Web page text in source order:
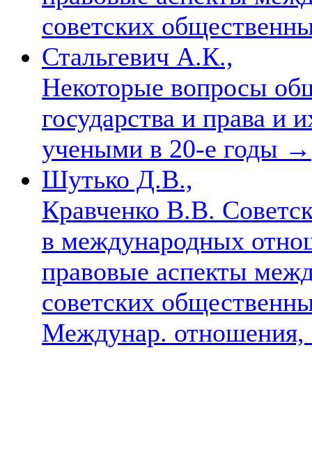
советских
Стальгевич А.К.,
Некоторые вопросы
государства и права и
учеными в 20-е годы →
Шутько Д.В.,
Кравченко В.В.
в международных
правовые аспекты
советских
Междунар.